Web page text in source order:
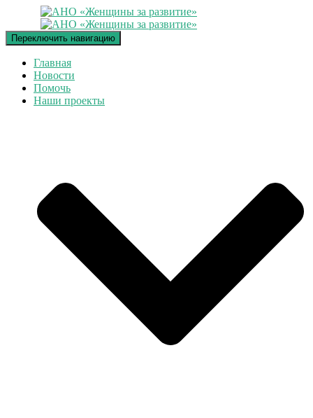
Переключить навигацию
Главная
Новости
Помочь
Наши проекты